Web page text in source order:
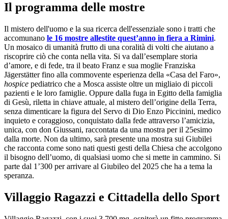
Il programma delle mostre
Il mistero dell'uomo e la sua ricerca dell'essenziale sono i tratti che
accomunano le 16 mostre allestite quest’anno in fiera a Rimini.
Un mosaico di umanità frutto di una coralità di volti che aiutano a
riscoprire ciò che conta nella vita. Si va dall’esemplare storia
d’amore, e di fede, tra il beato Franz e sua moglie Franziska
Jägerstätter fino alla commovente esperienza della «Casa del Faro»,
hospice pediatrico che a Mosca assiste oltre un migliaio di piccoli
pazienti e le loro famiglie. Oppure dalla fuga in Egitto della famiglia
di Gesù, riletta in chiave attuale, al mistero dell’origine della Terra,
senza dimenticare la figura del Servo di Dio Enzo Piccinini, medico
inquieto e coraggioso, conquistato dalla fede attraverso l’amicizia,
unica, con don Giussani, raccontata da una mostra per il 25esimo
dalla morte. Non da ultimo, sarà presente una mostra sui Giubilei
che racconta come sono nati questi gesti della Chiesa che accolgono
il bisogno dell’uomo, di qualsiasi uomo che si mette in cammino. Si
parte dal 1’300 per arrivare al Giubileo del 2025 che ha a tema la
speranza.
Villaggio Ragazzi e Cittadella dello Sport